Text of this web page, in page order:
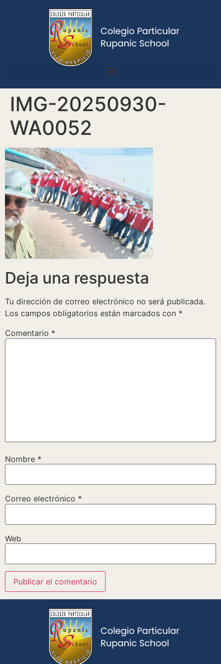
IMG-20250930-
WA0052
Deja una respuesta
Tu dirección de correo electrónico no será publicada.
Los campos obligatorios están marcados con *
Comentario *
Nombre *
Correo electrónico *
Web